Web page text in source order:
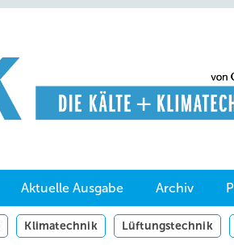
Aktuelle Ausgabe Archiv
Klimatechnik Lüftungstechnik